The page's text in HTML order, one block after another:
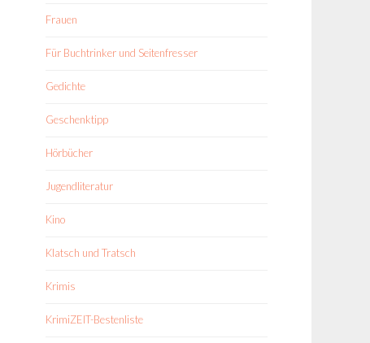
Frauen
Für Buchtrinker und Seitenfresser
Gedichte
Geschenktipp
Hörbücher
Jugendliteratur
Kino
Klatsch und Tratsch
Krimis
KrimiZEIT-Bestenliste